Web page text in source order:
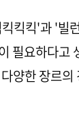
킥킥'과 '빌
필요하다고
양한 장르